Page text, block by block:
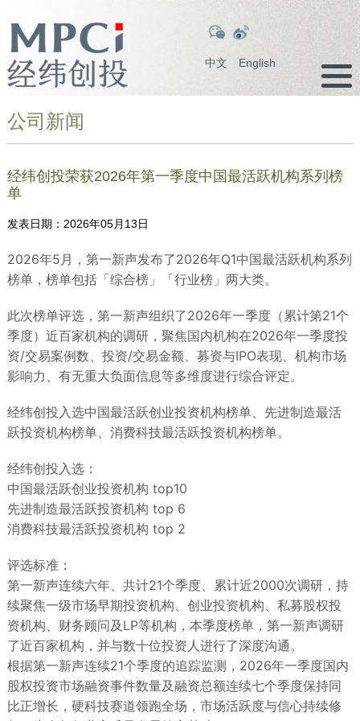
中文 English
公司新闻
经纬创投荣获2026年第一季度中国最活跃机构系列榜
单
发表日期： 2026年05月13日
2026年5月，第一新声发布了2026年Q1中国最活跃机构系列
榜单，榜单包括「综合榜」「行业榜」两大类。
此次榜单评选，第一新声组织了2026年一季度（累计第21个
季度）近百家机构的调研，聚焦国内机构在2026年一季度投
资/交易案例数、投资/交易金额、募资与IPO表现、机构市场
影响力、有无重大负面信息等多维度进行综合评定。
经纬创投入选中国最活跃创业投资机构榜单、先进制造最活
跃投资机构榜单、消费科技最活跃投资机构榜单。
经纬创投入选：
中国最活跃创业投资机构 top10
先进制造最活跃投资机构 top 6
消费科技最活跃投资机构 top 2
评选标准：
第一新声连续六年、共计21个季度、累计近2000次调研，持
续聚焦一级市场早期投资机构、创业投资机构、私募股权投
资机构、财务顾问及LP等机构，本季度榜单，第一新声调研
了近百家机构，并与数十位投资人进行了深度沟通。
根据第一新声连续21个季度的追踪监测，2026年一季度国内
股权投资市场融资事件数量及融资总额连续七个季度保持同
比正增长，硬科技赛道领跑全场，市场活跃度与信心持续修